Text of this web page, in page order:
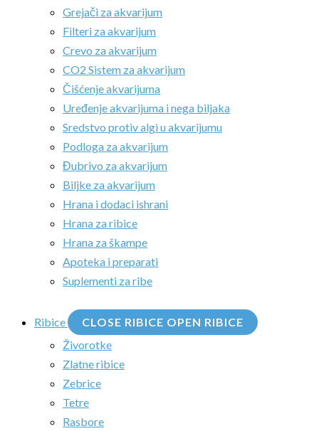
Grejači za akvarijum
Filteri za akvarijum
Crevo za akvarijum
CO2 Sistem za akvarijum
Čišćenje akvarijuma
Uređenje akvarijuma i nega biljaka
Sredstvo protiv algi u akvarijumu
Podloga za akvarijum
Đubrivo za akvarijum
Biljke za akvarijum
Hrana i dodaci ishrani
Hrana za ribice
Hrana za škampe
Apoteka i preparati
Suplementi za ribe
Ribice CLOSE RIBICE OPEN RIBICE
Živorotke
Zlatne ribice
Zebrice
Tetre
Rasbore